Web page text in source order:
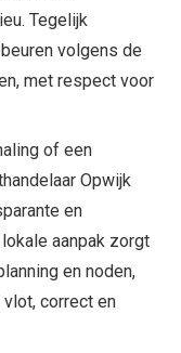
Tegelijk
volgens de
met respect voor
of een
Opwijk
en
aanpak zorgt
en noden,
correct en